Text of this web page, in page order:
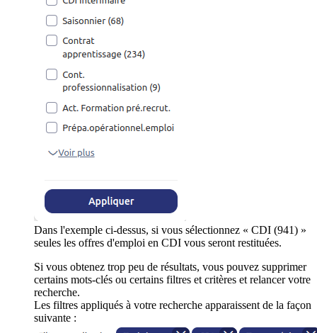
Dans l'exemple ci-dessus, si vous sélectionnez « CDI (941) »
seules les offres d'emploi en CDI vous seront restituées.
Si vous obtenez trop peu de résultats, vous pouvez supprimer
certains mots-clés ou certains filtres et critères et relancer votre
recherche.
Les filtres appliqués à votre recherche apparaissent de la façon
suivante :